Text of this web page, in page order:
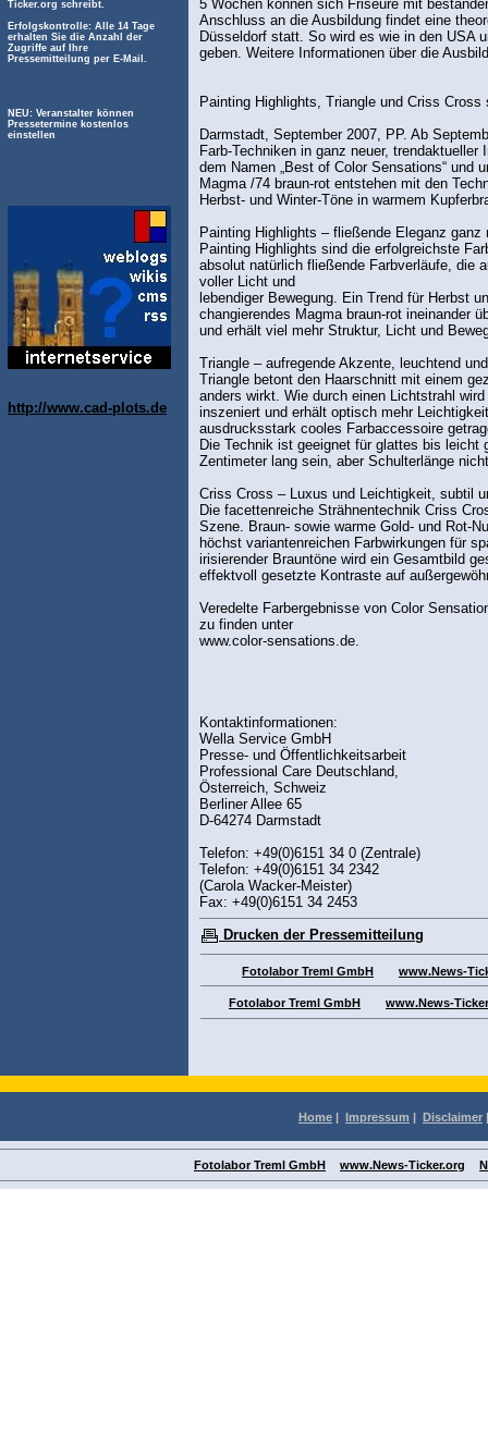
Ticker.org schreibt.
Erfolgskontrolle: Alle 14 Tage
erhalten Sie die Anzahl der
Zugriffe auf Ihre
Pressemitteilung per E-Mail.
NEU: Veranstalter können
Pressetermine kostenlos
einstellen
http://www.cad-plots.de
5 Wochen können sich Friseure mit
Anschluss an die Ausbildung findet eine
Düsseldorf statt. So wird es wie in den USA
geben. Weitere Informationen über die
Painting Highlights, Triangle und Criss Cross
Darmstadt, September 2007, PP. Ab
Farb-Techniken in ganz neuer,
dem Namen „Best of Color Sensations“ und
Magma /74 braun-rot entstehen mit den
Herbst- und Winter-Töne in warmem
Painting Highlights – fließende Eleganz ganz
Painting Highlights sind die erfolgreichste
absolut natürlich fließende Farbverläufe, die
voller Licht und
lebendiger Bewegung. Ein Trend für Herbst
changierendes Magma braun-rot ineinander
und erhält viel mehr Struktur, Licht und
Triangle – aufregende Akzente, leuchtend
Triangle betont den Haarschnitt mit einem
anders wirkt. Wie durch einen Lichtstrahl
inszeniert und erhält optisch mehr
ausdrucksstark cooles Farbaccessoire
Die Technik ist geeignet für glattes bis
Zentimeter lang sein, aber Schulterlänge
Criss Cross – Luxus und Leichtigkeit, subtil
Die facettenreiche Strähnentechnik Criss
Szene. Braun- sowie warme Gold- und Rot-
höchst variantenreichen Farbwirkungen für
irisierender Brauntöne wird ein Gesamtbild
effektvoll gesetzte Kontraste auf
Veredelte Farbergebnisse von Color
zu finden unter
www.color-sensations.de.
Kontaktinformationen:
Wella Service GmbH
Presse- und Öffentlichkeitsarbeit
Professional Care Deutschland,
Österreich, Schweiz
Berliner Allee 65
D-64274 Darmstadt
Telefon: +49(0)6151 34 0 (Zentrale)
Telefon: +49(0)6151 34 2342
(Carola Wacker-Meister)
Fax: +49(0)6151 34 2453
Drucken der Pressemitteilung
Fotolabor Treml GmbH www.News-
Fotolabor Treml GmbH www.News-
Home | Impressum | Disclaimer
Fotolabor Treml GmbH www.News-Ticker.org